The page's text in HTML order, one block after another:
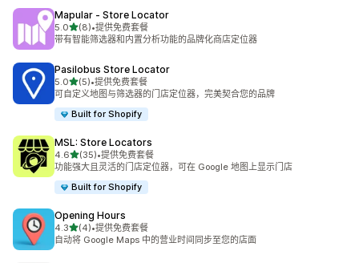
Mapular ‑ Store Locator
5.0星（满分 5 星）
(8)
总共 8 条评论
•提供免费套餐
带有智能筛选器和内置分析功能的品牌化商店定位器
Pasilobus Store Locator
5.0星（满分 5 星）
(5)
总共 5 条评论
•提供免费套餐
可自定义地图与筛选器的门店定位器，完美契合您的品牌
Built for Shopify
MSL: Store Locators
4.6星（满分 5 星）
(35)
总共 35 条评论
•提供免费套餐
功能强大且灵活的门店定位器，可在 Google 地图上显示门店
Built for Shopify
Opening Hours
4.3星（满分 5 星）
(4)
总共 4 条评论
•提供免费套餐
自动将 Google Maps 中的营业时间同步至您的店面